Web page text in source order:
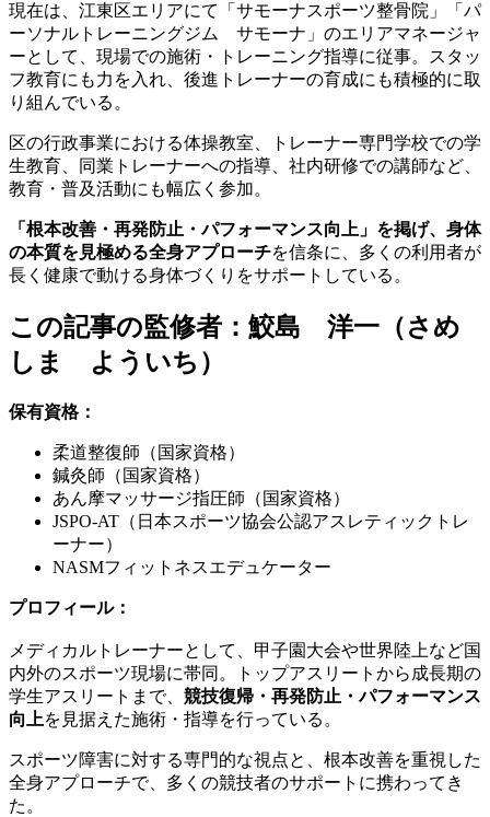
現在は、江東区エリアにて「サモーナスポーツ整骨院」「パ
ーソナルトレーニングジム サモーナ」のエリアマネージャ
ーとして、現場での施術・トレーニング指導に従事。スタッ
フ教育にも力を入れ、後進トレーナーの育成にも積極的に取
り組んでいる。
区の行政事業における体操教室、トレーナー専門学校での学
生教育、同業トレーナーへの指導、社内研修での講師など、
教育・普及活動にも幅広く参加。
「根本改善・再発防止・パフォーマンス向上」を掲げ、身体
の本質を見極める全身アプローチを信条に、多くの利用者が
長く健康で動ける身体づくりをサポートしている。
この記事の監修者：鮫島 洋一（さめ
しま よういち）
保有資格：
柔道整復師（国家資格）
鍼灸師（国家資格）
あん摩マッサージ指圧師（国家資格）
JSPO-AT（日本スポーツ協会公認アスレティックトレ
ーナー）
NASMフィットネスエデュケーター
プロフィール：
メディカルトレーナーとして、甲子園大会や世界陸上など国
内外のスポーツ現場に帯同。トップアスリートから成長期の
学生アスリートまで、 競技復帰・再発防止・パフォーマンス
向上を見据えた施術・指導を行っている。
スポーツ障害に対する専門的な視点と、根本改善を重視した
全身アプローチで、多くの競技者のサポートに携わってき
た。